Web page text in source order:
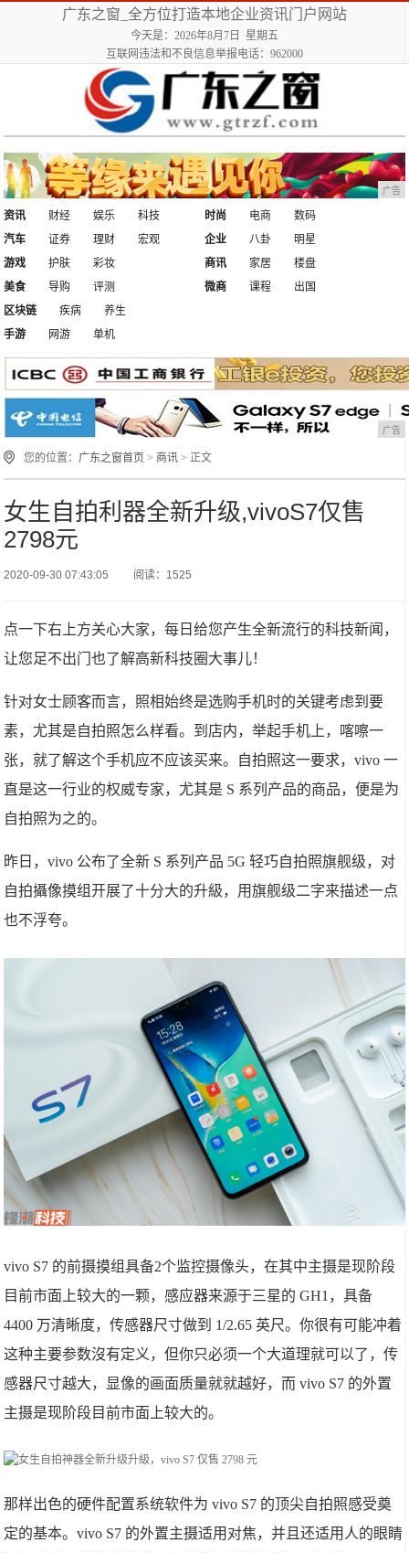
广东之窗_全方位打造本地企业资讯门户网站
今天是：2026年8月7日 星期五
互联网违法和不良信息举报电话：962000
广告
资讯 财经 娱乐
科技
汽车
证券 理财 宏观
时尚 电商
数码
企业
八卦
明星
游戏
护肤
彩妆
美食
导购 评测
商讯 家居
楼盘
微商
课程
出国
区块链
疾病
养生
手游
网游 单机
广告
您的位置： 广东之窗首页 > 商讯 > 正文
女生自拍利器全新升级,vivoS7仅售
2798元
2020-09-30 07:43:05 阅读：1525
点一下右上方关心大家，每日给您产生全新流行的科技新闻，
让您足不出门也了解高新科技圈大事儿！
针对女士顾客而言，照相始终是选购手机时的关键考虑到要
素，尤其是自拍照怎么样看。到店内，举起手机上，喀嚓一
张，就了解这个手机应不应该买来。自拍照这一要求，vivo 一
直是这一行业的权威专家，尤其是 S 系列产品的商品，便是为
自拍照为之的。
昨日，vivo 公布了全新 S 系列产品 5G 轻巧自拍照旗舰级，对
自拍攝像摸组开展了十分大的升級，用旗舰级二字来描述一点
也不浮夸。
vivo S7 的前摄摸组具备2个监控摄像头，在其中主摄是现阶段
目前市面上较大的一颗，感应器来源于三星的 GH1，具备
4400 万清晰度，传感器尺寸做到 1/2.65 英尺。你很有可能冲着
这种主要参数沒有定义，但你只必须一个大道理就可以了，传
感器尺寸越大，显像的画面质量就就越好，而 vivo S7 的外置
主摄是现阶段目前市面上较大的。
那样出色的硬件配置系统软件为 vivo S7 的顶尖自拍照感受奠
定的基本。vivo S7 的外置主摄适用对焦，并且还适用人的眼睛